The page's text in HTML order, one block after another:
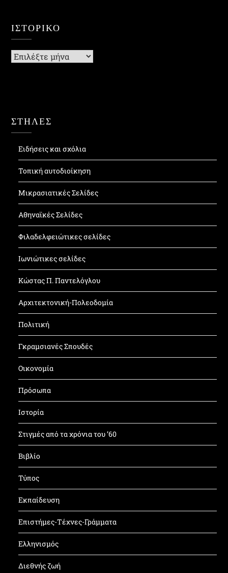
ΙΣΤΟΡΙΚΌ
Ιστορικό
ΣΤΗΛΕΣ
Ειδήσεις και σχόλια
Τοπική αυτοδιοίκηση
Μικρασιατικές Σελίδες
Αθηναϊκές Σελίδες
Φιλαδελφειώτικες σελίδες
Ιωνιώτικες σελίδες
Κώστας Π. Παντελόγλου
Αρχιτεκτονική-Πολεοδομία
Πολιτική
Γκραμσιανές Σπουδές
Οικονομία
Πρόσωπα
Ιστορία
Στιγμές από τα χρόνια του ’60
Βιβλίο
Τύπος
Εκπαίδευση
Επιστήμες-Τέχνες-Γράμματα
Ελληνισμός
Διεθνής ζωή